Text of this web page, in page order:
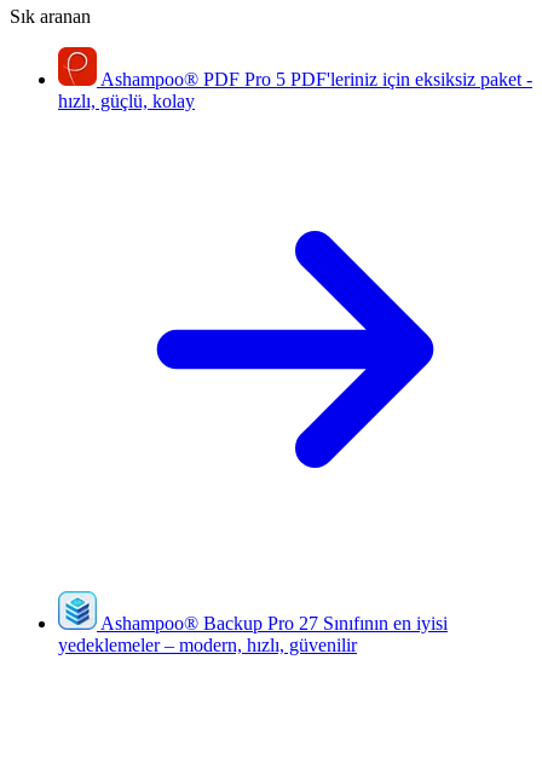
Sık aranan
Ashampoo® PDF Pro 5 PDF'leriniz için eksiksiz paket -
hızlı, güçlü, kolay
Ashampoo® Backup Pro 27 Sınıfının en iyisi
yedeklemeler – modern, hızlı, güvenilir